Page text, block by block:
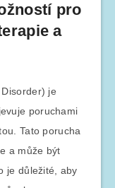
pro
a
je
poruchami
Tato porucha
a může být
je důležité, aby